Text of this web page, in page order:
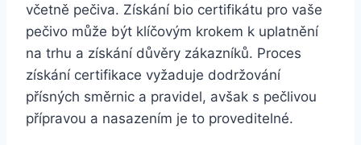
včetně pečiva. Získání bio ⁤certifikátu pro vaše
pečivo může být klíčovým krokem k uplatnění
na trhu ​a ‌získání důvěry zákazníků.⁢ Proces
získání⁤ certifikace ‌vyžaduje dodržování
přísných směrnic a⁢ pravidel, avšak s pečlivou
přípravou ‌a nasazením je to​ proveditelné.